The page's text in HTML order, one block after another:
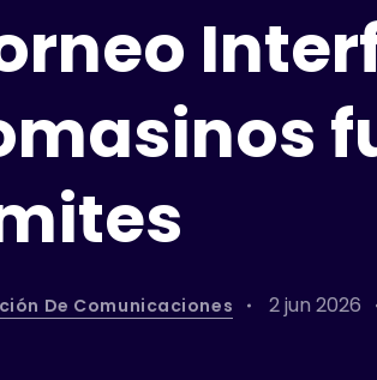
De Comunicaciones 2 jun 2026